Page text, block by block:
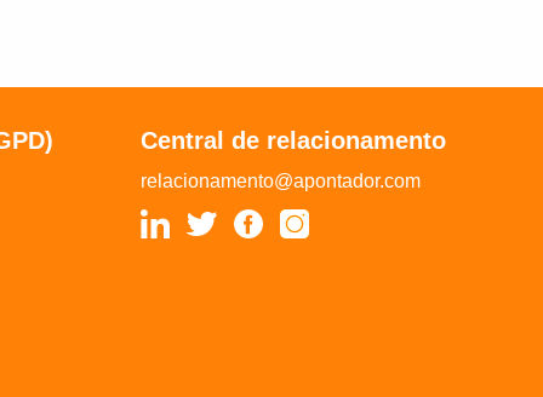
Central de relacionamento
relacionamento@apontador.com